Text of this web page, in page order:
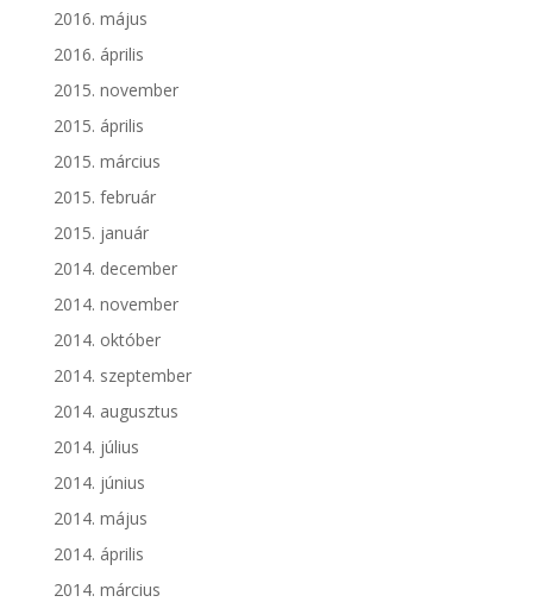
2016. május
2016. április
2015. november
2015. április
2015. március
2015. február
2015. január
2014. december
2014. november
2014. október
2014. szeptember
2014. augusztus
2014. július
2014. június
2014. május
2014. április
2014. március